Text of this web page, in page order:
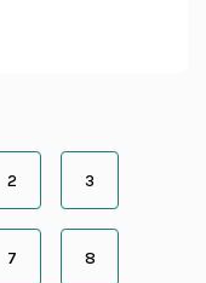
Page
2
Page
3
Page
7
Page
8